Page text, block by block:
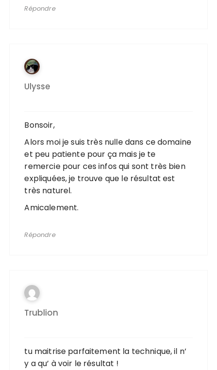
Répondre
Ulysse
Bonsoir,
Alors moi je suis très nulle dans ce domaine
et peu patiente pour ça mais je te
remercie pour ces infos qui sont très bien
expliquées, je trouve que le résultat est
très naturel.
Amicalement.
Répondre
Trublion
tu maitrise parfaitement la technique, il n’
y a qu’ à voir le résultat !